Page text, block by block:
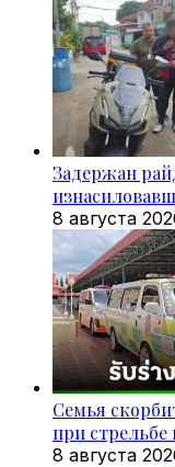
Задержан
8 августа
Семья
при
8 августа